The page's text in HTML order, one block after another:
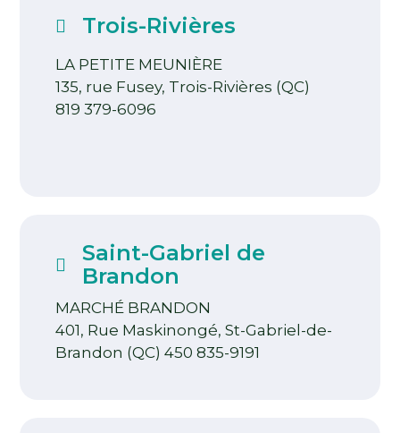
Trois-Rivières
LA PETITE MEUNIÈRE
135, rue Fusey, Trois-Rivières (QC)
819 379-6096
Saint-Gabriel de
Brandon
MARCHÉ BRANDON
401, Rue Maskinongé, St-Gabriel-de-
Brandon (QC)450 835-9191